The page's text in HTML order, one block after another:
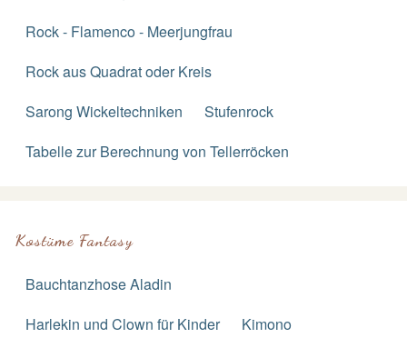
Rock - Flamenco - Meerjungfrau
Rock aus Quadrat oder Kreis
Sarong Wickeltechniken
Stufenrock
Tabelle zur Berechnung von Tellerröcken
Kostüme Fantasy
Bauchtanzhose Aladin
Harlekin und Clown für Kinder
Kimono